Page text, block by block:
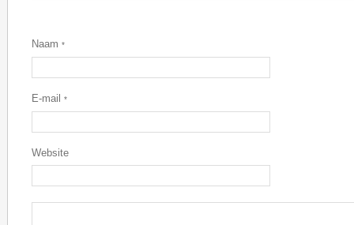
Naam *
E-mail *
Website